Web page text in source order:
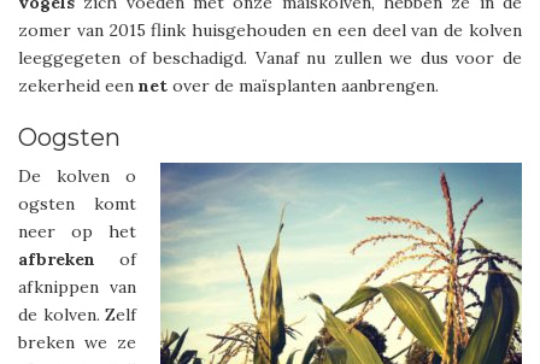
zomer van 2015 flink huisgehouden en een deel van de kolven
leeggegeten of beschadigd. Vanaf nu zullen we dus voor de
zekerheid een net over de maïsplanten aanbrengen.
Oogsten
De kolven o
ogsten komt
neer op het
afbreken of
afknippen van
de kolven. Zelf
breken we ze